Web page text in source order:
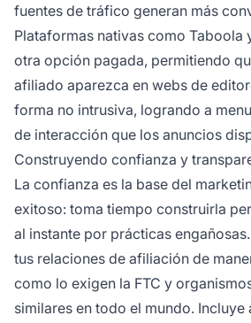
fuentes de tráfico generan más
Plataformas nativas como Taboola
otra opción pagada, permitiendo
afiliado aparezca en webs de
forma no intrusiva, logrando a
de interacción que los anuncios
Construyendo confianza y
La confianza es la base del
exitoso: toma tiempo construirla
al instante por prácticas
tus relaciones de afiliación de
como lo exigen la FTC y
similares en todo el mundo. Incluye